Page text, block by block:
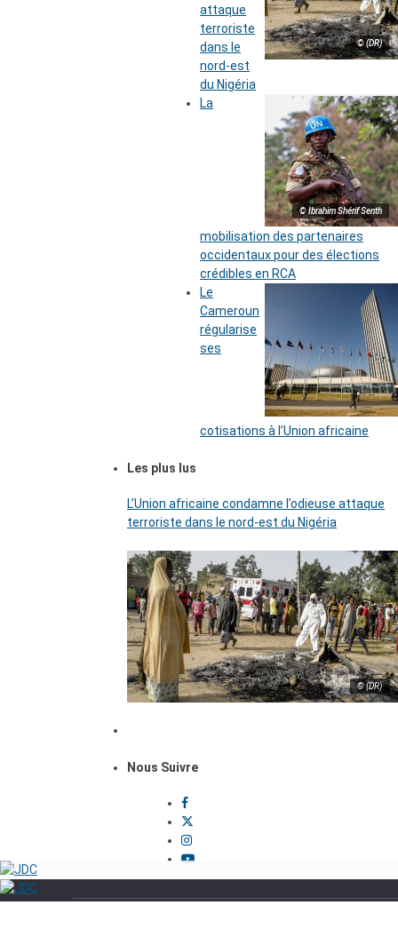
© (DR)
attaque
terroriste
dans le
nord-est
du Nigéria
© Ibrahim Shérif Senth
La
mobilisation des partenaires
occidentaux pour des élections
crédibles en RCA
Le
Cameroun
régularise
ses
cotisations à l’Union africaine
Les plus lus
L’Union africaine condamne l’odieuse attaque
terroriste dans le nord-est du Nigéria
© (DR)
Nous Suivre